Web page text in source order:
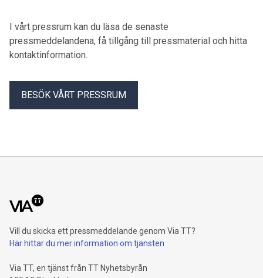
I vårt pressrum kan du läsa de senaste
pressmeddelandena, få tillgång till pressmaterial och hitta
kontaktinformation.
BESÖK VÅRT PRESSRUM
Vill du skicka ett pressmeddelande genom Via TT?
Här hittar du mer information om tjänsten
Via TT, en tjänst från TT Nyhetsbyrån